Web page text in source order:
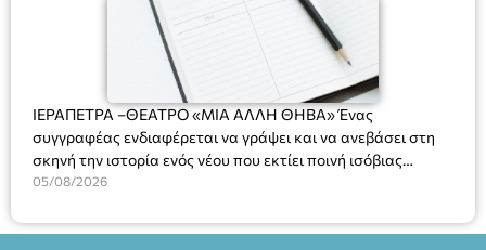
ΙΕΡΑΠΕΤΡΑ –ΘΕΑΤΡΟ «ΜΙΑ ΑΛΛΗ ΘΗΒΑ» Ένας
συγγραφέας ενδιαφέρεται να γράψει και να ανεβάσει στη
σκηνή την ιστορία ενός νέου που εκτίει ποινή ισόβιας
κάθειρξης για πατροκτονία. Ένα πολυβραβευμένο έργο για
ασθένεια, τον ερωτισμό. Ένα έργο αινιγματικό, συγκινητικό,
05/08/2026